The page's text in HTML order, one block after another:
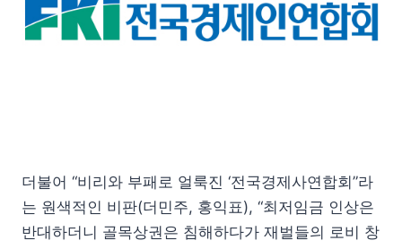
더불어 “비리와 부패로 얼룩진 ‘전국경제사연합회”라
는 원색적인 비판(더민주, 홍익표), “최저임금 인상은
반대하더니 골목상권은 침해하다가 재벌들의 로비 창